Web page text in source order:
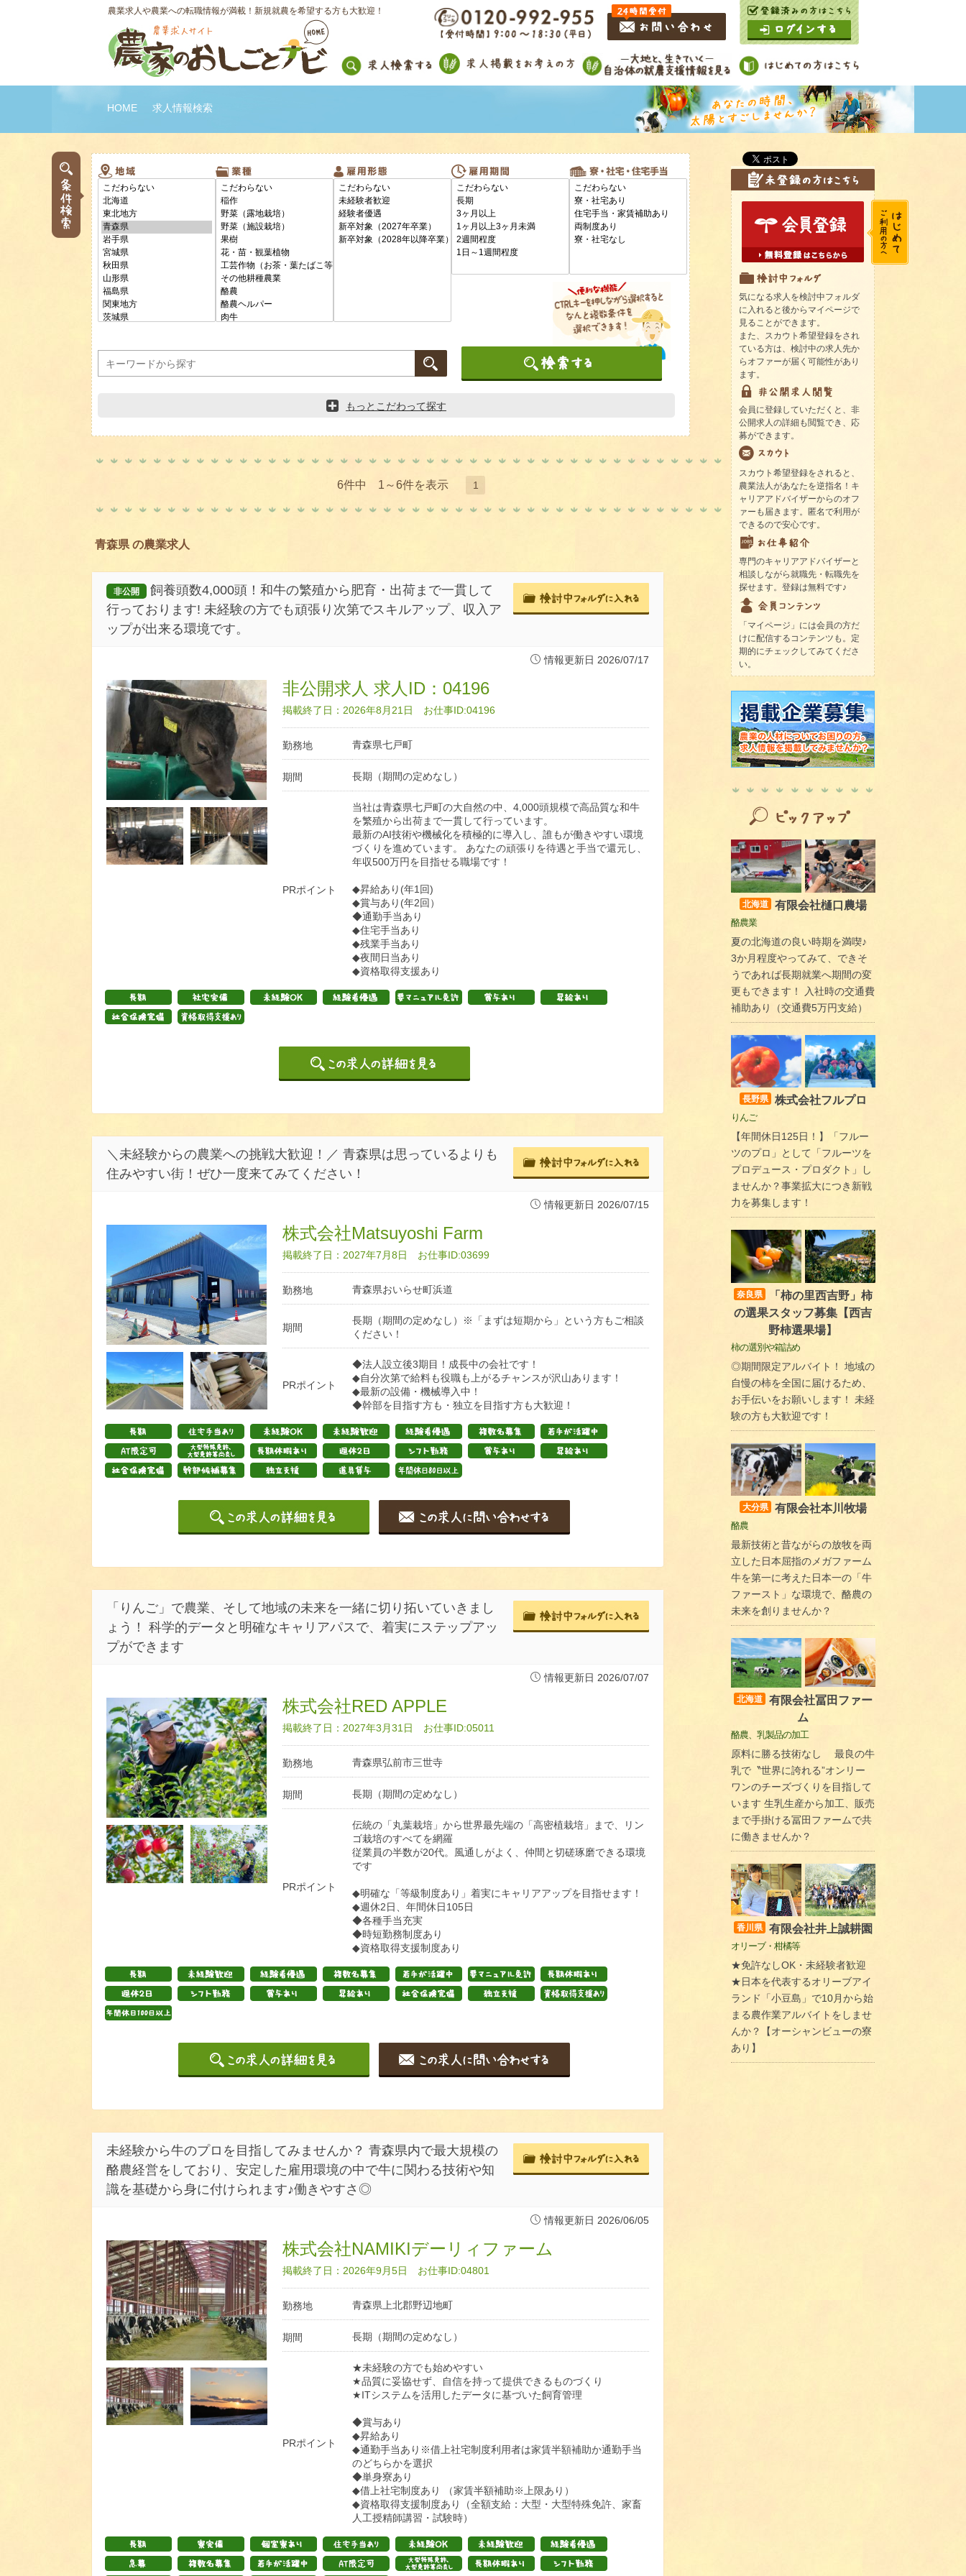
農業求人や農業への転職情報が満載！新規就農を希望する方も大歓迎！
HOME 求人情報検索
もっとこだわって探す
6件中 1～6件を表示 1
青森県 の農業求人
非公開
飼養頭数4,000頭！和牛の繁殖から肥育・出荷まで一貫して
行っております! 未経験の方でも頑張り次第でスキルアップ、収入ア
ップが出来る環境です。
情報更新日 2026/07/17
非公開求人 求人ID：04196
掲載終了日：2026年8月21日 お仕事ID:04196
勤務地 青森県七戸町
期間 長期（期間の定めなし）
PRポイント
当社は青森県七戸町の大自然の中、4,000頭規模で高品質な和牛
を繁殖から出荷まで一貫して行っています。
最新のAI技術や機械化を積極的に導入し、誰もが働きやすい環境
づくりを進めています。 あなたの頑張りを待遇と手当で還元し、
年収500万円を目指せる職場です！
◆昇給あり(年1回)
◆賞与あり(年2回）
◆通勤手当あり
◆住宅手当あり
◆残業手当あり
◆夜間日当あり
◆資格取得支援あり
＼未経験からの農業への挑戦大歓迎！／ 青森県は思っているよりも
住みやすい街！ぜひ一度来てみてください！
情報更新日 2026/07/15
株式会社Matsuyoshi Farm
掲載終了日：2027年7月8日 お仕事ID:03699
勤務地 青森県おいらせ町浜道
期間
長期（期間の定めなし）※「まずは短期から」という方もご相談
ください！
PRポイント
◆法人設立後3期目！成長中の会社です！
◆自分次第で給料も役職も上がるチャンスが沢山あります！
◆最新の設備・機械導入中！
◆幹部を目指す方も・独立を目指す方も大歓迎！
「りんご」で農業、そして地域の未来を一緒に切り拓いていきまし
ょう！ 科学的データと明確なキャリアパスで、着実にステップアッ
プができます
情報更新日 2026/07/07
株式会社RED APPLE
掲載終了日：2027年3月31日 お仕事ID:05011
勤務地 青森県弘前市三世寺
期間 長期（期間の定めなし）
PRポイント
伝統の「丸葉栽培」から世界最先端の「高密植栽培」まで、リン
ゴ栽培のすべてを網羅
従業員の半数が20代。風通しがよく、仲間と切磋琢磨できる環境
です
◆明確な「等級制度あり」着実にキャリアアップを目指せます！
◆週休2日、年間休日105日
◆各種手当充実
◆時短勤務制度あり
◆資格取得支援制度あり
未経験から牛のプロを目指してみませんか？ 青森県内で最大規模の
酪農経営をしており、安定した雇用環境の中で牛に関わる技術や知
識を基礎から身に付けられます♪働きやすさ◎
情報更新日 2026/06/05
株式会社NAMIKIデーリィファーム
掲載終了日：2026年9月5日 お仕事ID:04801
勤務地 青森県上北郡野辺地町
期間 長期（期間の定めなし）
PRポイント
★未経験の方でも始めやすい
★品質に妥協せず、自信を持って提供できるものづくり
★ITシステムを活用したデータに基づいた飼育管理
◆賞与あり
◆昇給あり
◆通勤手当あり※借上社宅制度利用者は家賃半額補助か通勤手当
のどちらかを選択
◆単身寮あり
◆借上社宅制度あり （家賃半額補助※上限あり）
◆資格取得支援制度あり（全額支給：大型・大型特殊免許、家畜
人工授精師講習・試験時）
気になる求人を検討中フォルダ
に入れると後からマイページで
見ることができます。
また、スカウト希望登録をされ
ている方は、検討中の求人先か
らオファーが届く可能性があり
ます。
会員に登録していただくと、非
公開求人の詳細も閲覧でき、応
募ができます。
スカウト希望登録をされると、
農業法人があなたを逆指名！キ
ャリアアドバイザーからのオフ
ァーも届きます。匿名で利用が
できるので安心です。
専門のキャリアアドバイザーと
相談しながら就職先・転職先を
探せます。登録は無料です♪
「マイページ」には会員の方だ
けに配信するコンテンツも。定
期的にチェックしてみてくださ
い。
北海道 有限会社樋口農場
酪農業
夏の北海道の良い時期を満喫♪
3か月程度やってみて、できそ
うであれば長期就業へ期間の変
更もできます！ 入社時の交通費
補助あり（交通費5万円支給）
長野県 株式会社フルプロ
りんご
【年間休日125日！】「フルー
ツのプロ」として「フルーツを
プロデュース・プロダクト」し
ませんか？事業拡大につき新戦
力を募集します！
奈良県
「柿の里西吉野」柿
の選果スタッフ募集【西吉
野柿選果場】
柿の選別や箱詰め
◎期間限定アルバイト！ 地域の
自慢の柿を全国に届けるため、
お手伝いをお願いします！ 未経
験の方も大歓迎です！
大分県 有限会社本川牧場
酪農
最新技術と昔ながらの放牧を両
立した日本屈指のメガファーム
牛を第一に考えた日本一の「牛
ファースト」な環境で、酪農の
未来を創りませんか？
北海道
有限会社冨田ファー
ム
酪農、乳製品の加工
原料に勝る技術なし 最良の牛
乳で〝世界に誇れる”オンリー
ワンのチーズづくりを目指して
います 生乳生産から加工、販売
まで手掛ける冨田ファームで共
に働きませんか？
香川県 有限会社井上誠耕園
オリーブ・柑橘等
★免許なしOK・未経験者歓迎
★日本を代表するオリーブアイ
ランド「小豆島」で10月から始
まる農作業アルバイトをしませ
んか？【オーシャンビューの寮
あり】